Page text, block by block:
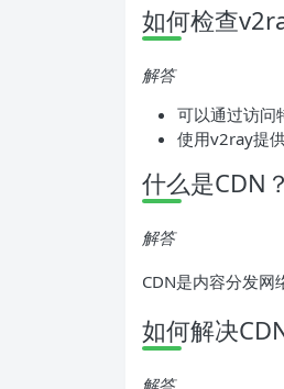
如何检查
解答
可以通过访问
使用v2ray提
什么是CDN？
解答
CDN是内容分发网
如何解决
解答